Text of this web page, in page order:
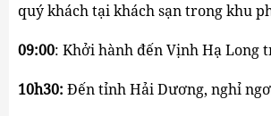
quý khách tại khách sạn trong khu
09:00: Khởi hành đến Vịnh Hạ Long
10h30: Đến tỉnh Hải Dương, nghỉ